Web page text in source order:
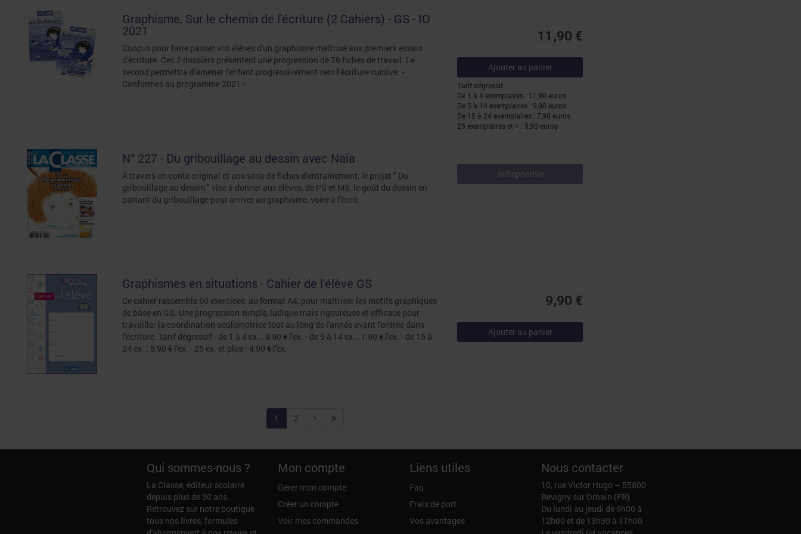
Graphisme, Sur le chemin de l'écriture (2 Cahiers) - GS - IO
2021
Conçus pour faire passer vos élèves d'un graphisme maîtrisé aux premiers essais
d'écriture. Ces 2 dossiers présentent une progression de 76 fiches de travail. Le
second permettra d'amener l'enfant progressivement vers l'écriture cursive. -
Conformes au programme 2021 -
11,90 €
Ajouter au panier
Tarif dégressif
De 1 à 4 exemplaires : 11,90 euros
De 5 à 14 exemplaires : 9,90 euros
De 15 à 24 exemplaires : 7,90 euros
25 exemplaires et + : 5,90 euros
N° 227 - Du gribouillage au dessin avec Naïa
À travers un conte original et une série de fiches d'entraînement, le projet " Du
gribouillage au dessin " vise à donner aux élèves, de PS et MS, le goût du dessin en
partant du gribouillage pour arriver au graphisme, voire à l'écrit.
Indisponible
Graphismes en situations - Cahier de l'élève GS
Ce cahier rassemble 60 exercices, au format A4, pour maîtriser les motifs graphiques
de base en GS. Une progression simple, ludique mais rigoureuse et efficace pour
travailler la coordination oculomotrice tout au long de l'année avant l'entrée dans
l'écriture. Tarif dégressif - de 1 à 4 ex. : 9,90 € l'ex. - de 5 à 14 ex. : 7,90 € l'ex. - de 15 à
24 ex. : 5,90 € l'ex. - 25 ex. et plus : 4,90 € l'ex.
9,90 €
Ajouter au panier
1 2
Qui sommes-nous ?
La Classe, éditeur scolaire
depuis plus de 30 ans.
Retrouvez sur notre boutique
tous nos livres, formules
Mon compte
Gérer mon compte
Créer un compte
Voir mes commandes
Liens utiles
Faq
Frais de port
Vos avantages
Nous contacter
10, rue Victor Hugo – 55800
Revigny sur Ornain (FR)
Du lundi au jeudi de 9h00 à
12h00 et de 13h30 à 17h00